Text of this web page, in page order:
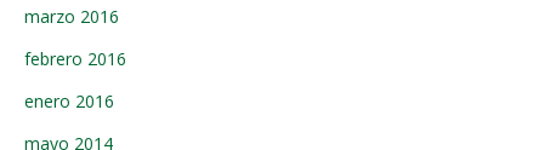
marzo 2016
febrero 2016
enero 2016
mayo 2014